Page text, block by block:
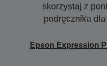
skorzystaj z
podręcznika
Epson Expression